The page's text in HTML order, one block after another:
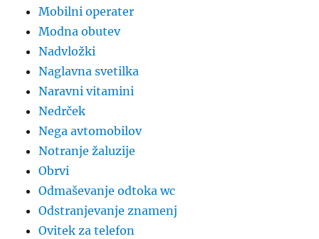
Mobilni operater
Modna obutev
Nadvložki
Naglavna svetilka
Naravni vitamini
Nedrček
Nega avtomobilov
Notranje žaluzije
Obrvi
Odmaševanje odtoka wc
Odstranjevanje znamenj
Ovitek za telefon